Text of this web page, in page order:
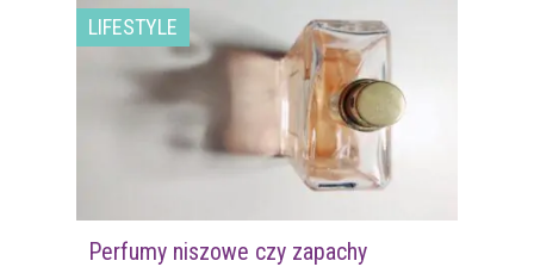
LIFESTYLE
Perfumy niszowe czy zapachy